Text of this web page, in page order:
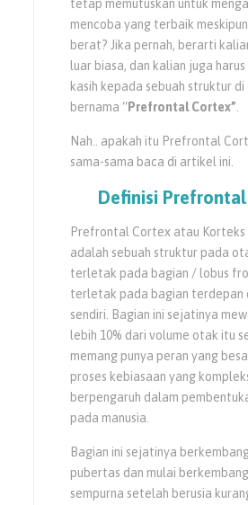
tetap memutuskan untuk
mencoba yang terbaik
berat? Jika pernah, berarti
luar biasa, dan kalian juga
kasih kepada sebuah struktur
bernama “Prefrontal Cortex”
Nah.. apakah itu Prefrontal
sama-sama baca di artikel ini.
Definisi
Prefrontal Cortex atau Korteks
adalah sebuah struktur pada
terletak pada bagian / lobus
terletak pada bagian terdepan
sendiri. Bagian ini sejatinya
lebih 10% dari volume otak itu
memang punya peran yang
proses kebiasaan yang
berpengaruh dalam
pada manusia.
Bagian ini sejatinya
pubertas dan mulai
sempurna setelah berusia